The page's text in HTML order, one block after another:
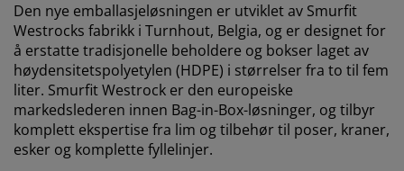
Den nye emballasjeløsningen er utviklet av Smurfit
Westrocks fabrikk i Turnhout, Belgia, og er designet for
å erstatte tradisjonelle beholdere og bokser laget av
høydensitetspolyetylen (HDPE) i størrelser fra to til fem
liter. Smurfit Westrock er den europeiske
markedslederen innen Bag-in-Box-løsninger, og tilbyr
komplett ekspertise fra lim og tilbehør til poser, kraner,
esker og komplette fyllelinjer.